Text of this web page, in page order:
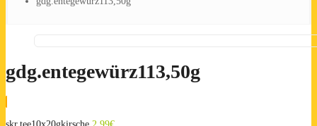
gdg.entegewürz113,50g
skr.tee10x20gkirsche 2.99€